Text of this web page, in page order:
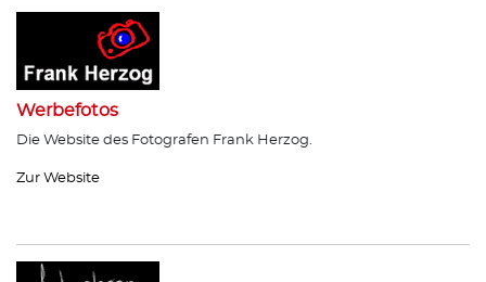
Werbefotos
Die Website des Fotografen Frank Herzog.
Zur Website